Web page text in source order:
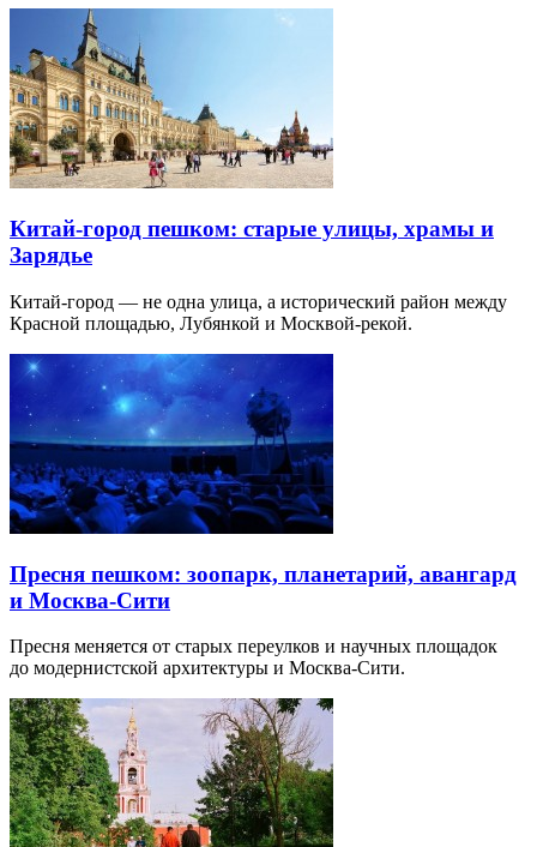
Китай-город пешком: старые улицы, храмы и
Зарядье
Китай-город — не одна улица, а исторический район между
Красной площадью, Лубянкой и Москвой-рекой.
Пресня пешком: зоопарк, планетарий, авангард
и Москва-Сити
Пресня меняется от старых переулков и научных площадок
до модернистской архитектуры и Москва-Сити.